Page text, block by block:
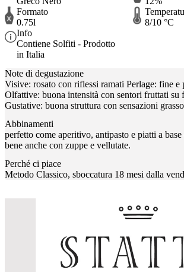
Formato
0.75l
8/10 °C
Info
Contiene Solfiti - Prodotto
in Italia
Note di degustazione
Visive: rosato con riflessi ramati Perlage: fine e
Olfattive: buona intensità con sentori fruttati su
Gustative: buona struttura con sensazioni
Abbinamenti
perfetto come aperitivo, antipasto e piatti a
bene anche con zuppe e vellutate.
Perché ci piace
Metodo Classico, sboccatura 18 mesi dalla